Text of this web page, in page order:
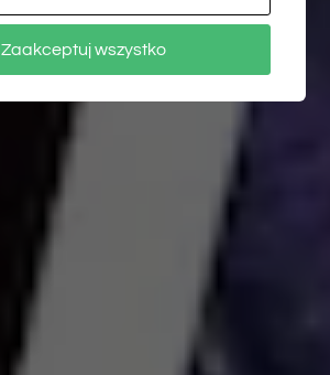
Zaakceptuj wszystko